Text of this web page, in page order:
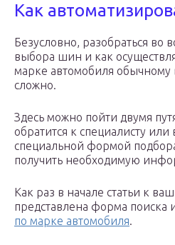
Как
Безусловно, разобраться во
выбора шин и как
марке автомобиля обычному
сложно.
Здесь можно пойти двумя
обратится к специалисту или
специальной формой
получить необходимую
Как раз в начале статьи к
представлена форма поиска
по марке автомобиля.